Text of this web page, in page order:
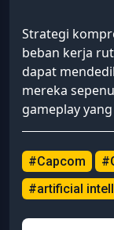
Strategi
beban kerja
dapat
mereka
gameplay
#Capcom
#artificial